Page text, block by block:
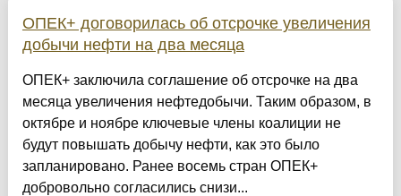
ОПЕК+ договорилась об отсрочке увеличения
добычи нефти на два месяца
ОПЕК+ заключила соглашение об отсрочке на два
месяца увеличения нефтедобычи. Таким образом, в
октябре и ноябре ключевые члены коалиции не
будут повышать добычу нефти, как это было
запланировано. Ранее восемь стран ОПЕК+
добровольно согласились снизи...